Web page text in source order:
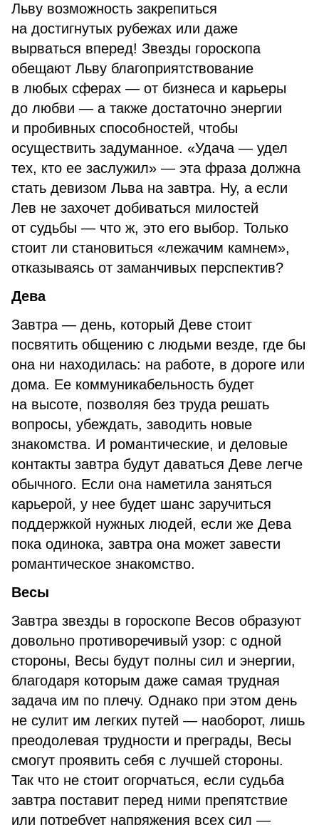
Льву возможность закрепиться
на достигнутых рубежах или даже
вырваться вперед! Звезды гороскопа
обещают Льву благоприятствование
в любых сферах — от бизнеса и карьеры
до любви — а также достаточно энергии
и пробивных способностей, чтобы
осуществить задуманное. «Удача — удел
тех, кто ее заслужил» — эта фраза должна
стать девизом Льва на завтра. Ну, а если
Лев не захочет добиваться милостей
от судьбы — что ж, это его выбор. Только
стоит ли становиться «лежачим камнем»,
отказываясь от заманчивых перспектив?
Дева
Завтра — день, который Деве стоит
посвятить общению с людьми везде, где бы
она ни находилась: на работе, в дороге или
дома. Ее коммуникабельность будет
на высоте, позволяя без труда решать
вопросы, убеждать, заводить новые
знакомства. И романтические, и деловые
контакты завтра будут даваться Деве легче
обычного. Если она наметила заняться
карьерой, у нее будет шанс заручиться
поддержкой нужных людей, если же Дева
пока одинока, завтра она может завести
романтическое знакомство.
Весы
Завтра звезды в гороскопе Весов образуют
довольно противоречивый узор: с одной
стороны, Весы будут полны сил и энергии,
благодаря которым даже самая трудная
задача им по плечу. Однако при этом день
не сулит им легких путей — наоборот, лишь
преодолевая трудности и преграды, Весы
смогут проявить себя с лучшей стороны.
Так что не стоит огорчаться, если судьба
завтра поставит перед ними препятствие
или потребует напряжения всех сил —